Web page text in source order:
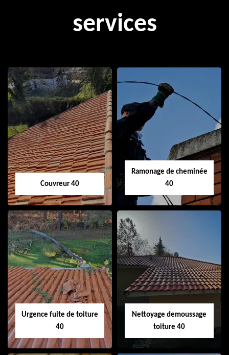
services
Couvreur 40
Couvreur 40
Ramonage de cheminée
40
Ramonage de
cheminée 40
Urgence fuite de toiture
40
Nettoyage demoussage
toiture 40